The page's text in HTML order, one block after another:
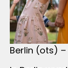
Berlin (ots) –